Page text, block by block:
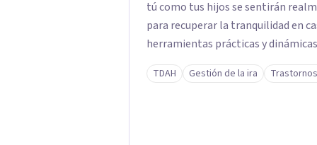
tú como tus hijos se sentirán
para recuperar la tranquilidad en casa. Me especializo en guiar a familias a
herramientas prácticas y
lado las etiquetas y los
emociones que hay detrás del
TDAH Gestión de la ira